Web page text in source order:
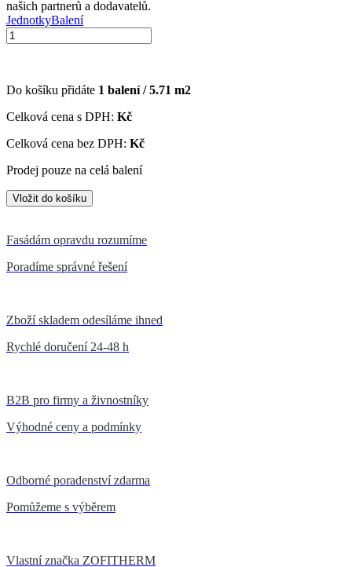
našich partnerů a dodavatelů.
JednotkyBalení
Do košíku přidáte 1 balení /5.71 m2
Celková cena s DPH: Kč
Celková cena bez DPH: Kč
Prodej pouze na celá balení
Fasádám opravdu rozumíme
Poradíme správné řešení
Zboží skladem odesíláme ihned
Rychlé doručení 24-48 h
B2B pro firmy a živnostníky
Výhodné ceny a podmínky
Odborné poradenství zdarma
Pomůžeme s výběrem
Vlastní značka ZOFITHERM